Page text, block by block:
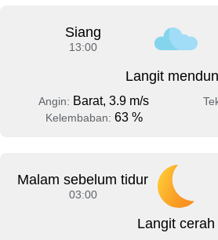
Siang
13:00
Langit
Angin: Barat, 3.9 m/s
Kelembaban: 63 %
Malam sebelum tidur
03:00
Langit cerah